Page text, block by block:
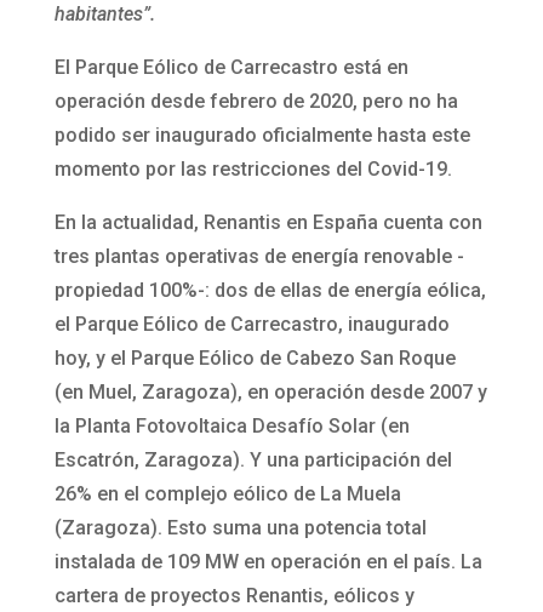
habitantes”.
El Parque Eólico de Carrecastro está en
operación desde febrero de 2020, pero no ha
podido ser inaugurado oficialmente hasta este
momento por las restricciones del Covid-19.
En la actualidad, Renantis en España cuenta con
tres plantas operativas de energía renovable -
propiedad 100%-: dos de ellas de energía eólica,
el Parque Eólico de Carrecastro, inaugurado
hoy, y el Parque Eólico de Cabezo San Roque
(en Muel, Zaragoza), en operación desde 2007 y
la Planta Fotovoltaica Desafío Solar (en
Escatrón, Zaragoza). Y una participación del
26% en el complejo eólico de La Muela
(Zaragoza). Esto suma una potencia total
instalada de 109 MW en operación en el país. La
cartera de proyectos Renantis, eólicos y